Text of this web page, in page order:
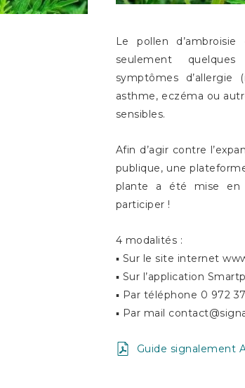
Le pollen
seulement
symptômes d’allergie
asthme, eczéma ou
sensibles.
Afin d’agir contre
publique, une
plante a été mise
participer !
4 modalités :
▪ Sur le site internet
▪ Sur l’application
▪ Par téléphone 0 972
▪ Par mail
Guide signalement